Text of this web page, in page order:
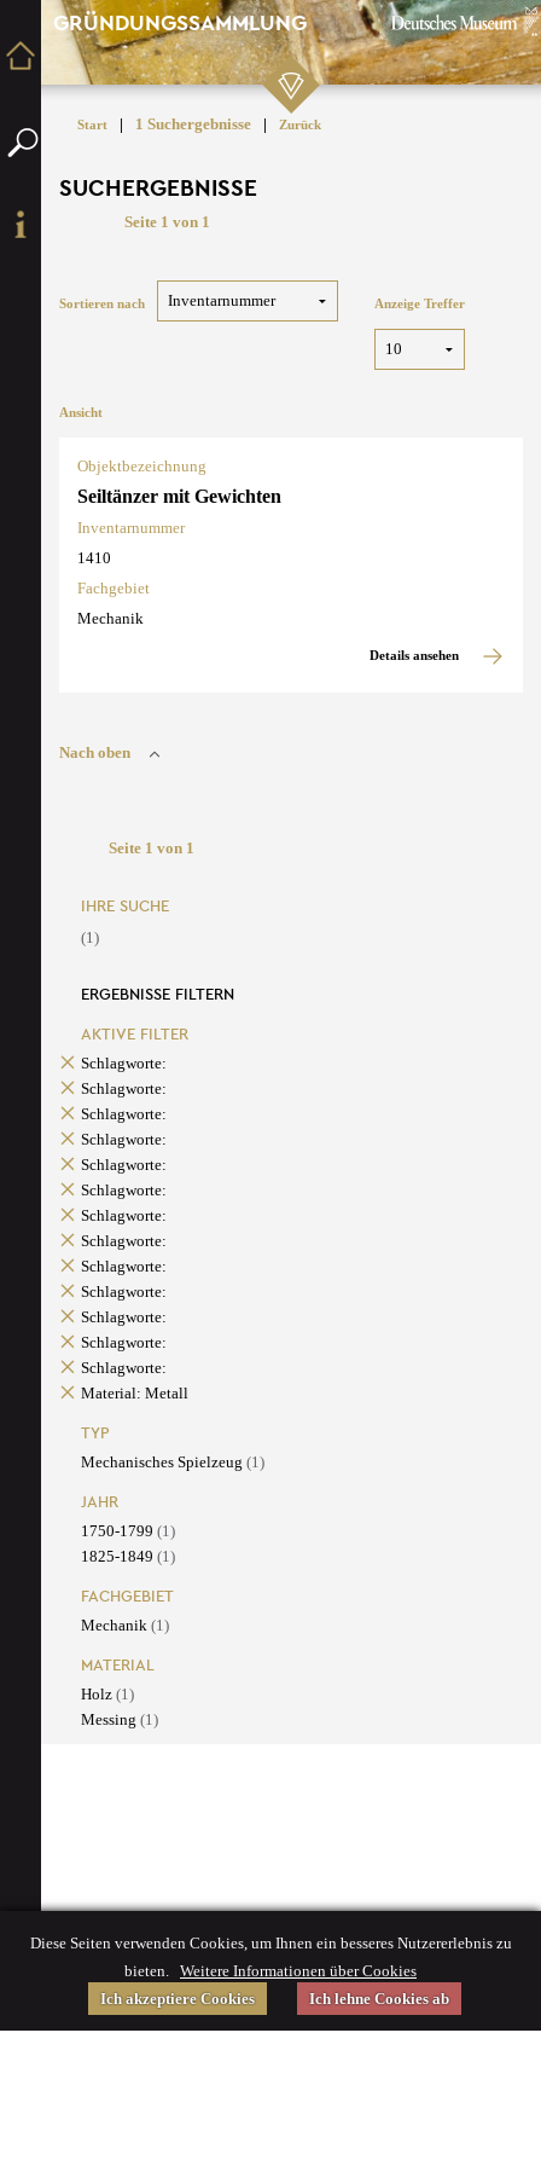
GRÜNDUNGSSAMMLUNG
Start | 1 Suchergebnisse | Zurück
SUCHERGEBNISSE
Seite 1 von 1
Sortieren nach Anzeige Treffer
Ansicht
Objektbezeichnung
Seiltänzer mit Gewichten
Inventarnummer
1410
Fachgebiet
Mechanik
Details ansehen
Nach oben
Seite 1 von 1
IHRE SUCHE
(1)
ERGEBNISSE FILTERN
AKTIVE FILTER
Schlagworte:
Schlagworte:
Schlagworte:
Schlagworte:
Schlagworte:
Schlagworte:
Schlagworte:
Schlagworte:
Schlagworte:
Schlagworte:
Schlagworte:
Schlagworte:
Schlagworte:
Material: Metall
TYP
Mechanisches Spielzeug (1)
JAHR
1750-1799 (1)
1825-1849 (1)
FACHGEBIET
Mechanik (1)
MATERIAL
Holz (1)
Messing (1)
Diese Seiten verwenden Cookies, um Ihnen ein besseres Nutzererlebnis zu
bieten. Weitere Informationen über Cookies
Ich akzeptiere Cookies
Ich lehne Cookies ab